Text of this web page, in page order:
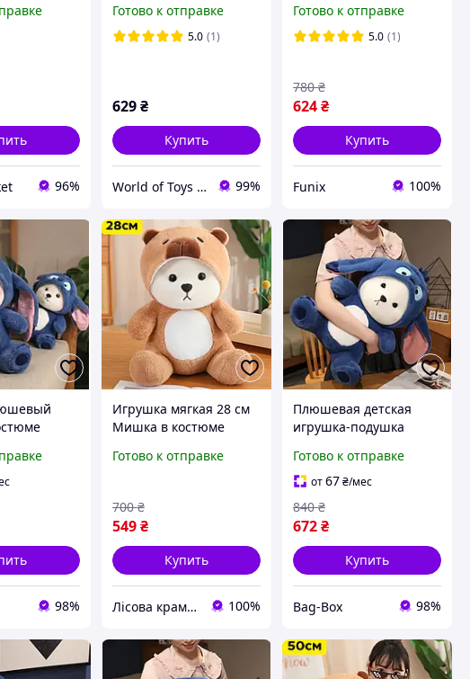
96%
0мес.+ | 5793849
Готово к отправке
5.0 (1)
629 ₴
Купить
World of Toys - Интернет Магазин Игрушек 99%
25см Игрушка мишка в
костюме с капюшоном
Готово к отправке
5.0 (1)
624₴
780 ₴
Купить
Funix 100%
стич
в
98%
Игрушка мягкая 28 см
Мишка в костюме
подушка-игрушка
Готово к отправке
549 ₴
700 ₴
Купить
Лісова крамничка 100%
Плюшевая детская
игрушка-подушка
Мишка мягкий в
комбинезоне Игрушка
медвежонок
плюшевый в
комбинезоне
Готово к отправке
от67₴/мес
672₴
840 ₴
Купить
Bag-Box 98%